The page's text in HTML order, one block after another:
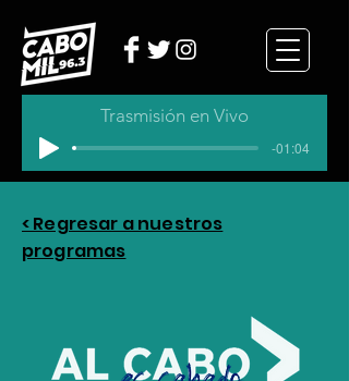
Trasmisión en Vivo
-01:04
< Regresar a nuestros
programas